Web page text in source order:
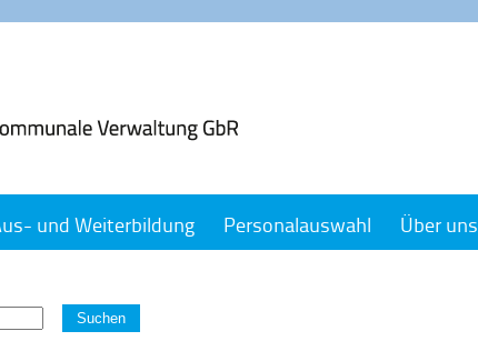
und Weiterbildung Personalauswahl Über uns
Suchen